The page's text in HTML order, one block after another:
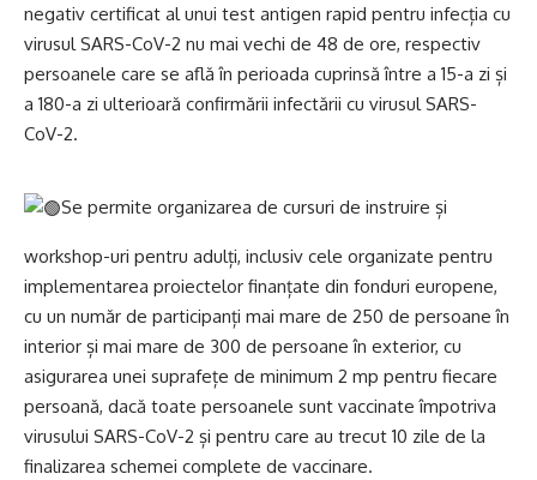
negativ certificat al unui test antigen rapid pentru infecția cu
virusul SARS-CoV-2 nu mai vechi de 48 de ore, respectiv
persoanele care se află în perioada cuprinsă între a 15-a zi și
a 180-a zi ulterioară confirmării infectării cu virusul SARS-
CoV-2.
Se permite organizarea de cursuri de instruire și
workshop-uri pentru adulți, inclusiv cele organizate pentru
implementarea proiectelor finanțate din fonduri europene,
cu un număr de participanți mai mare de 250 de persoane în
interior și mai mare de 300 de persoane în exterior, cu
asigurarea unei suprafețe de minimum 2 mp pentru fiecare
persoană, dacă toate persoanele sunt vaccinate împotriva
virusului SARS-CoV-2 și pentru care au trecut 10 zile de la
finalizarea schemei complete de vaccinare.